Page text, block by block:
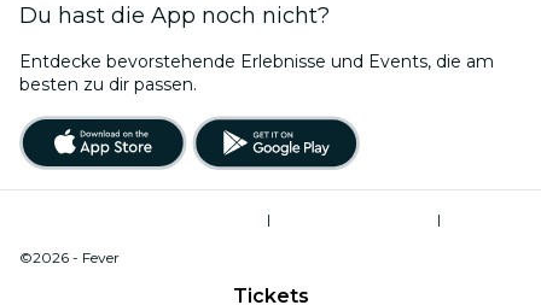
Tickets
Du hast die App noch nicht?
Entdecke bevorstehende Erlebnisse und Events, die am
besten zu dir passen.
|
|
©2026 - Fever